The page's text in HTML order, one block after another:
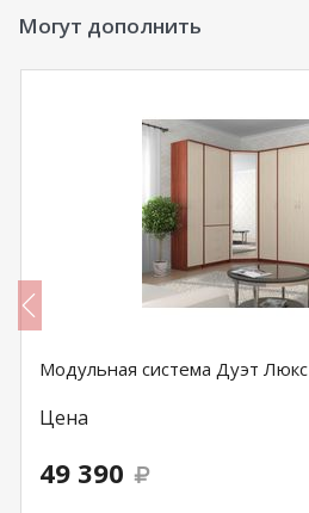
Могут дополнить
Модульная система Дуэт Люкс
Цена
49 390